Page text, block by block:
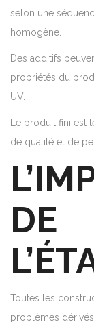
selon une
homogène.
Des additifs
propriétés du
UV.
Le produit fini est
de qualité et de
DE
Toutes les
problèmes dérivés